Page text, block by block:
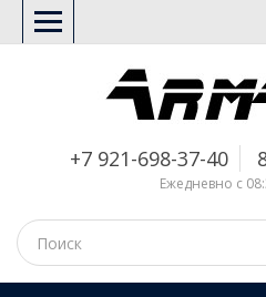
+7 921-698-37-40
Ежедневно с